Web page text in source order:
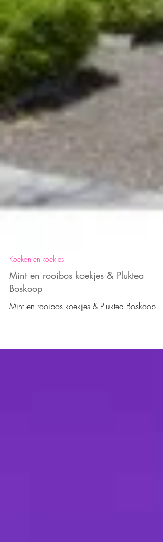
Koeken en koekjes
Mint en rooibos koekjes & Pluktea
Boskoop